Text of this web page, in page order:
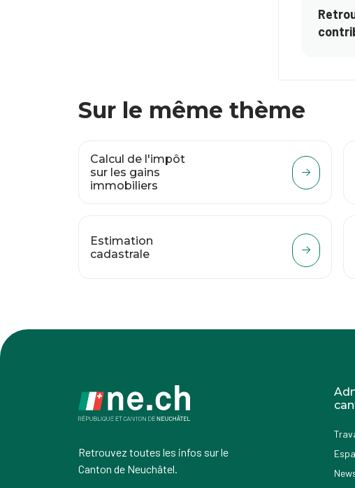
Sur le même thème
Calcul de l'impôt
sur les gains
immobiliers
Estimation
cadastrale
Retrouvez toutes les infos sur le
Canton de Neuchâtel.